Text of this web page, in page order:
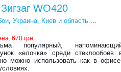
WO420
,Украина, Киев и область ...
670 грн.
популярный,
«елочка» среди стеклообоев
можно использовать как в